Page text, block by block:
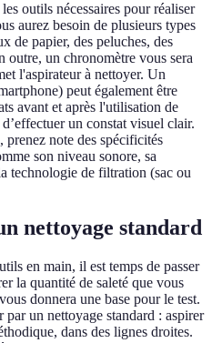
outils nécessaires pour réaliser
aurez besoin de plusieurs types
de papier, des peluches, des
outre, un chronomètre vous sera
l'aspirateur à nettoyer. Un
peut également être
avant et après l'utilisation de
un constat visuel clair.
prenez note des spécificités
son niveau sonore, sa
technologie de filtration (sac ou
nettoyage standard
en main, il est temps de passer
la quantité de saleté que vous
donnera une base pour le test.
un nettoyage standard : aspirer
dans des lignes droites.